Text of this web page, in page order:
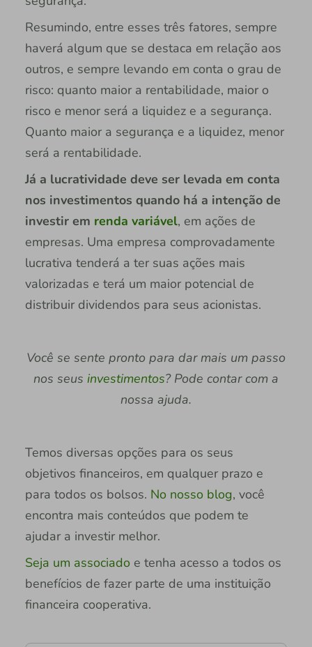
Resumindo, entre esses três fatores, sempre
haverá algum que se destaca em relação aos
outros, e sempre levando em conta o grau de
risco: quanto maior a rentabilidade, maior o
risco e menor será a liquidez e a segurança.
Quanto maior a segurança e a liquidez, menor
será a rentabilidade.
Já a lucratividade deve ser levada em conta
nos investimentos quando há a intenção de
investir em renda variável, em ações de
empresas. Uma empresa comprovadamente
lucrativa tenderá a ter suas ações mais
valorizadas e terá um maior potencial de
distribuir dividendos para seus acionistas.
Você se sente pronto para dar mais um passo
nos seus investimentos? Pode contar com a
nossa ajuda.
Temos diversas opções para os seus
objetivos financeiros, em qualquer prazo e
para todos os bolsos. No nosso blog, você
encontra mais conteúdos que podem te
ajudar a investir melhor.
Seja um associadoe tenha acesso a todos os
benefícios de fazer parte de uma instituição
financeira cooperativa.